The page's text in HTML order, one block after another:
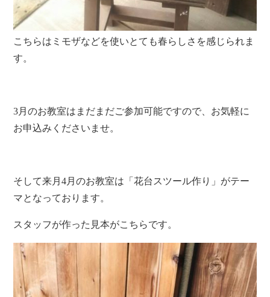
こちらはミモザなどを使いとても春らしさを感じられま
す。
3月のお教室はまだまだご参加可能ですので、お気軽に
お申込みくださいませ。
そして来月4月のお教室は「花台スツール作り」がテー
マとなっております。
スタッフが作った見本がこちらです。